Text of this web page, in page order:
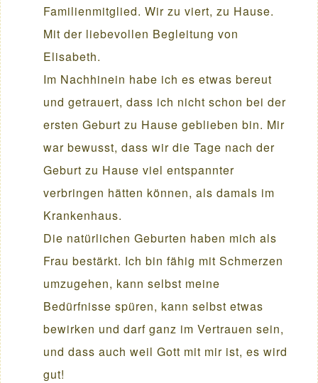
Familienmitglied. Wir zu viert, zu Hause.
Mit der liebevollen Begleitung von
Elisabeth.
Im Nachhinein habe ich es etwas bereut
und getrauert, dass ich nicht schon bei der
ersten Geburt zu Hause geblieben bin. Mir
war bewusst, dass wir die Tage nach der
Geburt zu Hause viel entspannter
verbringen hätten können, als damals im
Krankenhaus.
Die natürlichen Geburten haben mich als
Frau bestärkt. Ich bin fähig mit Schmerzen
umzugehen, kann selbst meine
Bedürfnisse spüren, kann selbst etwas
bewirken und darf ganz im Vertrauen sein,
und dass auch weil Gott mit mir ist, es wird
gut!